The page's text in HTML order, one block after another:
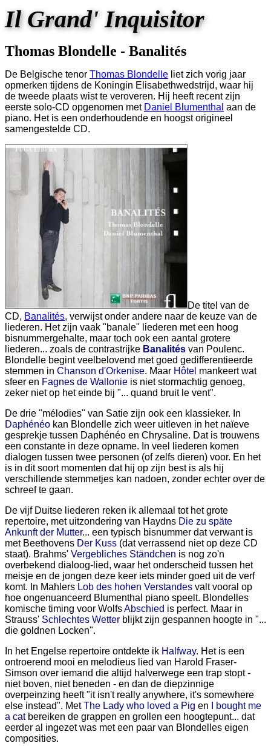
Il Grand' Inquisitor
Thomas Blondelle - Banalités
De Belgische tenor Thomas Blondelle liet zich vorig jaar
opmerken tijdens de Koningin Elisabethwedstrijd, waar hij
de tweede plaats wist te veroveren. Hij heeft recent zijn
eerste solo-CD opgenomen met Daniel Blumenthal aan de
piano. Het is een onderhoudende en hoogst origineel
samengestelde CD.
De titel van de
CD, Banalités, verwijst onder andere naar de keuze van de
liederen. Het zijn vaak "banale" liederen met een hoog
bisnummergehalte, maar toch ook een aantal grotere
liederen... zoals de contrastrijke Banalités van Poulenc.
Blondelle begint veelbelovend met goed gedifferentieerde
stemmen in Chanson d'Orkenise. Maar Hôtel mankeert wat
sfeer en Fagnes de Wallonie is niet stormachtig genoeg,
zeker niet op het einde bij "... quand bruit le vent".
De drie "mélodies" van Satie zijn ook een klassieker. In
Daphénéo kan Blondelle zich weer uitleven in het naïeve
gesprekje tussen Daphénéo en Chrysaline. Dat is trouwens
een constante in deze opname. In veel liederen komen
dialogen tussen twee personen (of zelfs dieren) voor. En het
is in dit soort momenten dat hij op zijn best is als hij
verschillende stemmetjes kan nadoen, zonder echter over de
schreef te gaan.
De vijf Duitse liederen reken ik allemaal tot het grote
repertoire, met uitzondering van Haydns Die zu späte
Ankunft der Mutter... een typisch bisnummer dat verwant is
met Beethovens Der Kuss (dat verrassend niet op deze CD
staat). Brahms' Vergebliches Ständchen is nog zo'n
overbekend dialoog-lied, waar het onderscheid tussen het
meisje en de jongen deze keer iets minder goed uit de verf
komt. In Mahlers Lob des hohen Verstandes valt vooral op
hoe ongenuanceerd Blumenthal piano speelt. Blondelles
komische timing voor WolfsAbschied is perfect. Maar in
Strauss' Schlechtes Wetter blijkt zijn gespannen hoogte in "...
die goldnen Locken".
In het Engelse repertoire ontdekte ik Halfway. Het is een
ontroerend mooi en melodieus lied van Harold Fraser-
Simson over iemand die altijd halverwege een trap stopt -
niet boven, niet beneden - en dan de diepzinnige
overpeinzing heeft "it isn't really anywhere, it's somewhere
else instead". MetThe Lady who loved a Pig en
I bought me
a catbereiken de grappen en grollen een hoogtepunt... dat
eerder al ingezet was met een paar van Blondelles eigen
composities.